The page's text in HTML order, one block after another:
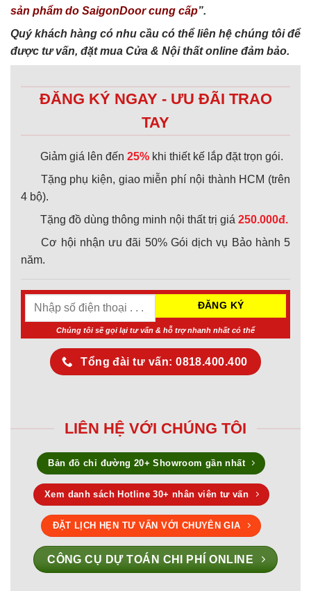
sản phẩm do SaigonDoor cung cấp”.
Quý khách hàng có nhu cầu có thể liên hệ chúng tôi để
được tư vấn, đặt mua Cửa & Nội thất online đảm bảo.
ĐĂNG KÝ NGAY - ƯU ĐÃI TRAO
TAY
Giảm giá lên đến 25% khi thiết kế lắp đặt trọn gói.
Tặng phụ kiện, giao miễn phí nội thành HCM (trên
4 bộ).
Tặng đồ dùng thông minh nội thất trị giá 250.000đ.
Cơ hội nhận ưu đãi 50% Gói dịch vụ Bảo hành 5
năm.
Chúng tôi sẽ gọi lại tư vấn & hỗ trợ nhanh nhất có thể
Tổng đài tư vấn: 0818.400.400
LIÊN HỆ VỚI CHÚNG TÔI
Bản đồ chỉ đường 20+ Showroom gần nhất
Xem danh sách Hotline 30+ nhân viên tư vấn
ĐẶT LỊCH HẸN TƯ VẤN VỚI CHUYÊN GIA
CÔNG CỤ DỰ TOÁN CHI PHÍ ONLINE